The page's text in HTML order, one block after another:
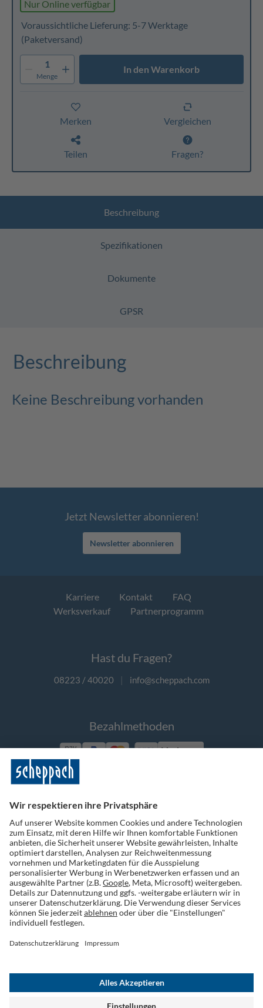
Nur Online verfügbar
Voraussichtliche Lieferung: 5-7 Werktage
(Paketversand)
1
Menge
In den Warenkorb
Merken Vergleichen
Teilen Fragen?
Beschreibung
Spezifikationen
Dokumente
GPSR
Beschreibung
Keine Beschreibung vorhanden
Jetzt Newsletter abonnieren!
Newsletter abonnieren
Karriere Kontakt
FAQ
Werksverkauf
Partnerprogramm
Hast du Fragen?
08223 / 40020 | info@scheppach.com
Bezahlmethoden
Vorkasse
Folge uns auf Social Media
Widerruf einreichen